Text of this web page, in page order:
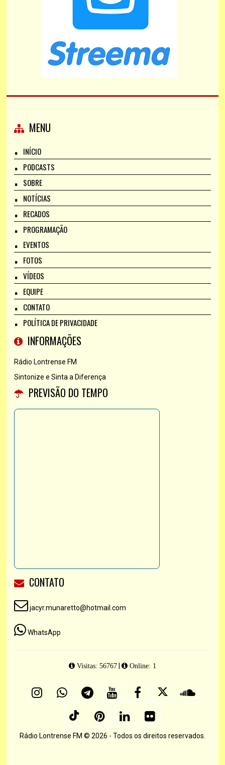
MENU
INÍCIO
PODCASTS
SOBRE
NOTÍCIAS
RECADOS
PROGRAMAÇÃO
EVENTOS
FOTOS
VÍDEOS
EQUIPE
CONTATO
POLÍTICA DE PRIVACIDADE
INFORMAÇÕES
Rádio Lontrense FM
Sintonize e Sinta a Diferença
PREVISÃO DO TEMPO
CONTATO
jacyr.munaretto@hotmail.com
WhatsApp
Visitas: 56767| Online: 1
Rádio Lontrense FM © 2026 - Todos os direitos reservados.